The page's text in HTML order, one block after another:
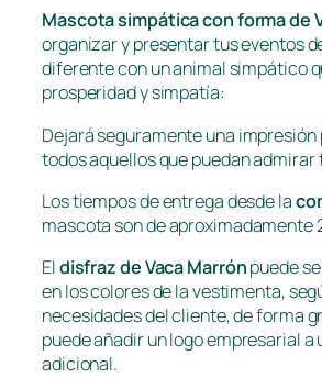
Mascota simpática con forma de
organizar y presentar tus eventos
diferente con un animal simpático
prosperidad y simpatía:
Dejará seguramente una impresión
todos aquellos que puedan admirar
Los tiempos de entrega desde la
mascota son de aproximadamente
Eldisfraz de Vaca Marrónpuede
en los colores de la vestimenta,
necesidades del cliente, de forma
puede añadir un logo empresarial a
adicional.